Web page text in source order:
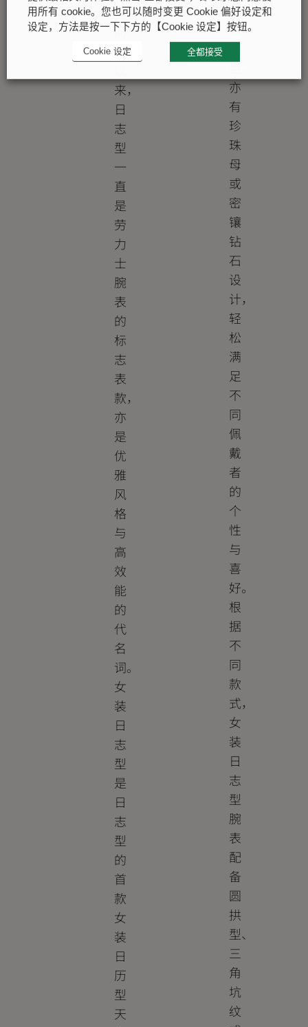
年
问
世
来，
日
志
型
一
直
是
劳
力
士
腕
表
的
标
志
表
款，
亦
是
优
雅
风
格
与
高
效
能
的
代
名
词。
女
装
日
志
型
是
日
志
型
的
首
款
女
装
日
历
型
天
效
果
盘，
亦
有
珍
珠
母
或
密
镶
钻
石
设
计，
轻
松
满
足
不
同
佩
戴
者
的
个
性
与
喜
好。
根
据
不
同
款
式，
女
装
日
志
型
腕
表
配
备
圆
拱
型、
三
角
坑
纹
用所有 cookie。您也可以随时变更 Cookie 偏好设定和
设定，方法是按一下下方的【Cookie 设定】按钮。
Cookie 设定 全都接受